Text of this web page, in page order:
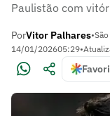
Paulistão com
PorVitor Palhares•
14/01/202605:29•